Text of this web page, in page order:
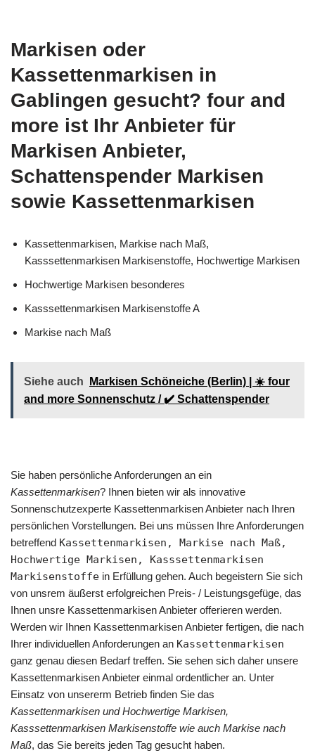
Markisen oder
Kassettenmarkisen in
Gablingen gesucht? four and
more ist Ihr Anbieter für
Markisen Anbieter,
Schattenspender Markisen
sowie Kassettenmarkisen
Kassettenmarkisen, Markise nach Maß,
Kasssettenmarkisen Markisenstoffe, Hochwertige Markisen
Hochwertige Markisen besonderes
Kasssettenmarkisen Markisenstoffe A
Markise nach Maß
Siehe auch
Markisen Schöneiche (Berlin) | ☀️ four
and more Sonnenschutz / ✔️ Schattenspender
Sie haben persönliche Anforderungen an ein
Kassettenmarkisen? Ihnen bieten wir als innovative
Sonnenschutzexperte Kassettenmarkisen Anbieter nach Ihren
persönlichen Vorstellungen. Bei uns müssen Ihre Anforderungen
betreffend Kassettenmarkisen, Markise nach Maß,
Hochwertige Markisen, Kasssettenmarkisen
Markisenstoffe in Erfüllung gehen. Auch begeistern Sie sich
von unsrem äußerst erfolgreichen Preis- / Leistungsgefüge, das
Ihnen unsre Kassettenmarkisen Anbieter offerieren werden.
Werden wir Ihnen Kassettenmarkisen Anbieter fertigen, die nach
Ihrer individuellen Anforderungen an Kassettenmarkisen
ganz genau diesen Bedarf treffen. Sie sehen sich daher unsere
Kassettenmarkisen Anbieter einmal ordentlicher an. Unter
Einsatz von unsererm Betrieb finden Sie das
Kassettenmarkisen und Hochwertige Markisen,
Kasssettenmarkisen Markisenstoffe wie auch Markise nach
Maß, das Sie bereits jeden Tag gesucht haben.